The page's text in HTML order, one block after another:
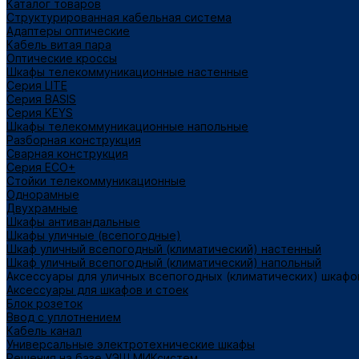
Каталог товаров
Структурированная кабельная система
Адаптеры оптические
Кабель витая пара
Оптические кроссы
Шкафы телекоммуникационные настенные
Cерия LITE
Cерия BASIS
Cерия KEYS
Шкафы телекоммуникационные напольные
Разборная конструкция
Сварная конструкция
Серия ECO+
Стойки телекоммуникационные
Однорамные
Двухрамные
Шкафы антивандальные
Шкафы уличные (всепогодные)
Шкаф уличный всепогодный (климатический) настенный
Шкаф уличный всепогодный (климатический) напольный
Аксессуары для уличных всепогодных (климатических)
Аксессуары для шкафов и стоек
Блок розеток
Ввод с уплотнением
Кабель канал
Универсальные электротехнические шкафы